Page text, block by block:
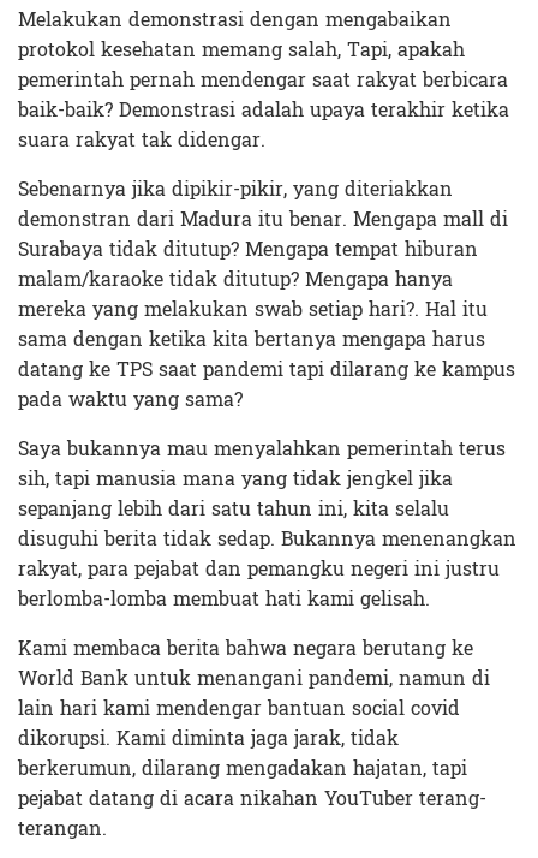
Melakukan demonstrasi dengan mengabaikan
protokol kesehatan memang salah, Tapi, apakah
pemerintah pernah mendengar saat rakyat berbicara
baik-baik? Demonstrasi adalah upaya terakhir ketika
suara rakyat tak didengar.
Sebenarnya jika dipikir-pikir, yang diteriakkan
demonstran dari Madura itu benar. Mengapa mall di
Surabaya tidak ditutup? Mengapa tempat hiburan
malam/karaoke tidak ditutup? Mengapa hanya
mereka yang melakukan swab setiap hari?. Hal itu
sama dengan ketika kita bertanya mengapa harus
datang ke TPS saat pandemi tapi dilarang ke kampus
pada waktu yang sama?
Saya bukannya mau menyalahkan pemerintah terus
sih, tapi manusia mana yang tidak jengkel jika
sepanjang lebih dari satu tahun ini, kita selalu
disuguhi berita tidak sedap. Bukannya menenangkan
rakyat, para pejabat dan pemangku negeri ini justru
berlomba-lomba membuat hati kami gelisah.
Kami membaca berita bahwa negara berutang ke
World Bank untuk menangani pandemi, namun di
lain hari kami mendengar bantuan social covid
dikorupsi. Kami diminta jaga jarak, tidak
berkerumun, dilarang mengadakan hajatan, tapi
pejabat datang di acara nikahan YouTuber terang-
terangan.